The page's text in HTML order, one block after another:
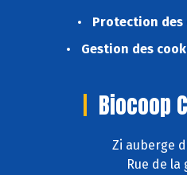
Protection des
Gestion des
Biocoop
Zi auberge
Rue de la